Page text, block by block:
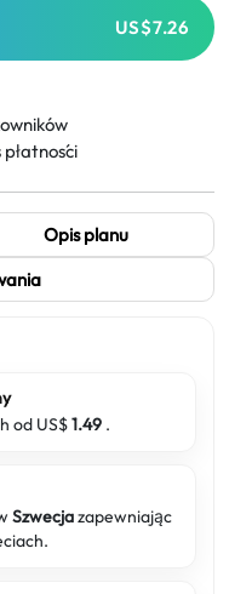
US$7.26
Opis planu
od US$1.49 .
Szwecjazapewniając